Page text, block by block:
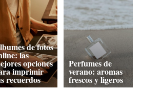
de fotos
las
opciones
imprimir
recuerdos
Perfumes de
verano: aromas
frescos y ligeros